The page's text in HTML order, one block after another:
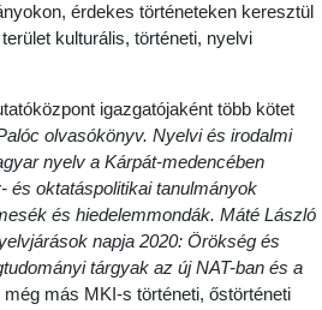
érdekes történeteken keresztül
kulturális, történeti, nyelvi
igazgatójaként több kötet
olvasókönyv. Nyelvi és irodalmi
nyelv a Kárpát-medencében
és oktatáspolitikai tanulmányok
és hiedelemmondák. Máté László
napja 2020: Örökség és
tárgyak az új NAT-ban és a
más MKI-s történeti, őstörténeti